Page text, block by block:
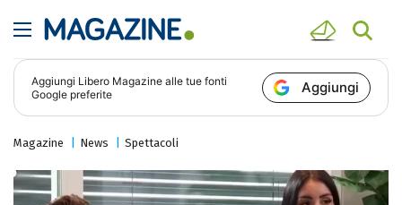
Aggiungi Libero Magazine alle tue fonti
Google preferite
Aggiungi
Magazine News Spettacoli